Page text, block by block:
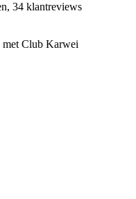
34 klantreviews
met Club Karwei